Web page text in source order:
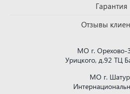
Гарантия
Отзывы
МО г. Орехово-
Урицкого, д.92 ТЦ
МО г.